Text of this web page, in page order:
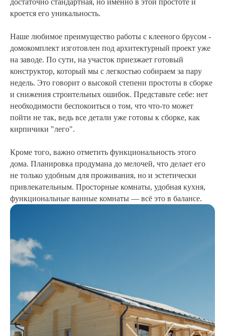
достаточно стандартная, но именно в этой простоте и
кроется его уникальность.
Наше любимое преимущество работы с клееного брусом -
домокомплект изготовлен под архитектурный проект уже
на заводе. По сути, на участок приезжает готовый
конструктор, который мы с легкостью собираем за пару
недель. Это говорит о высокой степени простоты в сборке
и снижения строительных ошибок. Представьте себе: нет
необходимости беспокоиться о том, что что-то может
пойти не так, ведь все детали уже готовы к сборке, как
кирпичики "лего".
Кроме того, важно отметить функциональность этого
дома. Планировка продумана до мелочей, что делает его
не только удобным для проживания, но и эстетически
привлекательным. Просторные комнаты, удобная кухня,
функциональные ванные комнаты — всё это в балансе.